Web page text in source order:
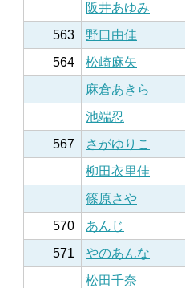
阪井あゆみ
563
野口由佳
564
松崎麻矢
麻倉あきら
池端忍
567
さがゆりこ
柳田衣里佳
篠原さや
570
あんじ
571
やのあんな
松田千奈